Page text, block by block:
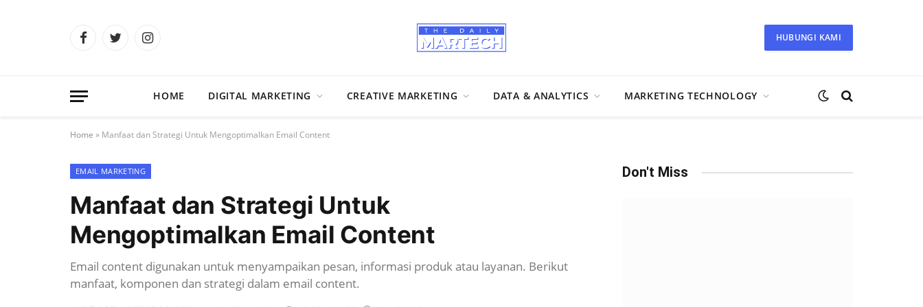
FacebookTwitterInstagram HUBUNGI KAMI
HOME DIGITAL MARKETING CREATIVE MARKETING DATA & ANALYTICS MARKETING TECHNOLOGY
Home » Manfaat dan Strategi Untuk Mengoptimalkan Email Content
EMAIL MARKETING
Manfaat dan Strategi Untuk
Mengoptimalkan Email Content
Email content digunakan untuk menyampaikan pesan, informasi produk atau layanan. Berikut
manfaat, komponen dan strategi dalam email content.
Don't Miss